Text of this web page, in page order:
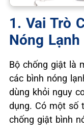
1. Vai Trò
Nóng Lạnh
Bộ chống giật là
các bình nóng
dùng khỏi nguy
dụng. Có một số
chống giật bình